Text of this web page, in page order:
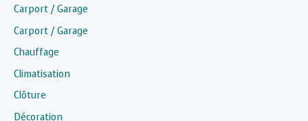
Carport / Garage
Carport / Garage
Chauffage
Climatisation
Clôture
Décoration